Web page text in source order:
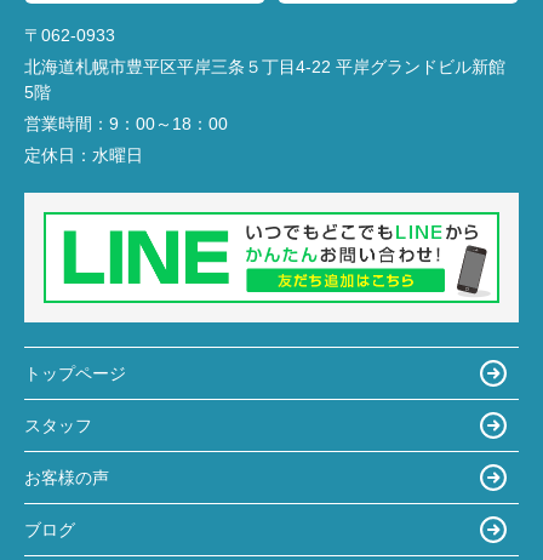
〒062-0933
北海道札幌市豊平区平岸三条５丁目4-22 平岸グランドビル新館
5階
営業時間： 9：00～18：00
定休日： 水曜日
トップページ
スタッフ
お客様の声
ブログ